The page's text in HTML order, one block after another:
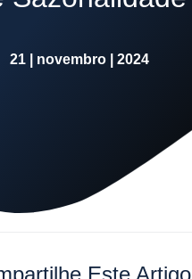
21 | novembro | 2024